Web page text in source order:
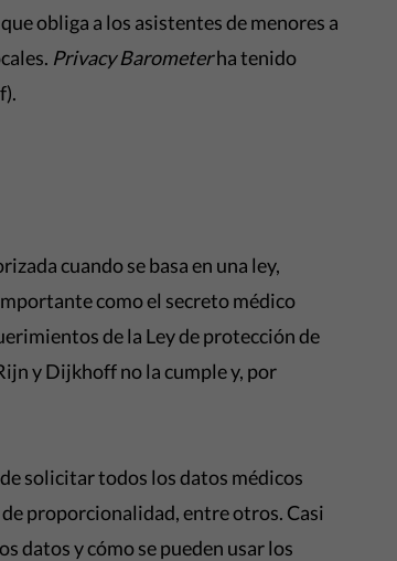
obliga a los asistentes de menores a
Privacy Barometerha tenido
cuando se basa en una ley,
como el secreto médico
de la Ley de protección de
y Dijkhoff no la cumple y, por
solicitar todos los datos médicos
proporcionalidad, entre otros. Casi
datos y cómo se pueden usar los